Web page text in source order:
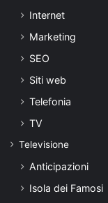
Internet
Marketing
SEO
Siti web
Telefonia
TV
Televisione
Anticipazioni
Isola dei Famosi